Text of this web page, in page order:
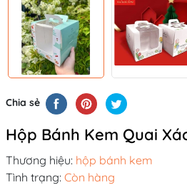
Chia sẻ
Hộp Bánh Kem Quai
Thương hiệu: hộp bánh kem
Tình trạng: Còn hàng